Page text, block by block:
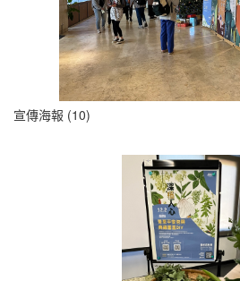
宣傳海報 (10)